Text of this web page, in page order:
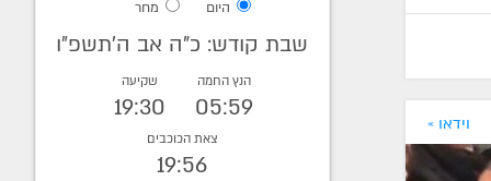
וידאו »
היום מחר
שבת קודש: כ"ה אב ה׳תשפ״ו
הנץ החמה
05:59
שקיעה
19:30
צאת הכוכבים
19:56